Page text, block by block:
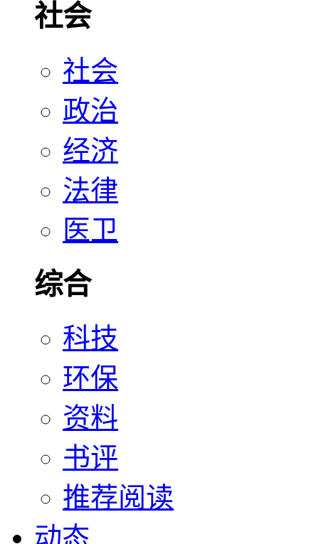
社会
社会
政治
经济
法律
医卫
综合
科技
环保
资料
书评
推荐阅读
动态